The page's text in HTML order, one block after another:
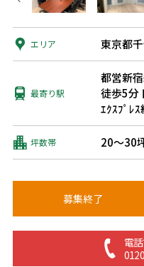
エリア 東京都
最寄り駅
都営新
徒歩5分
ｴｸｽﾌﾟﾚ
坪数帯 20～30
募集終了
電